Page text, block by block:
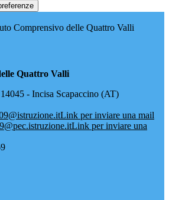
Comprensivo delle Quattro Valli
Quattro Valli
- Incisa Scapaccino (AT)
Link per inviare una mail
Link per inviare una